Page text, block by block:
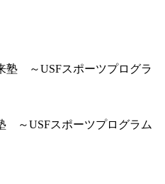
～USFスポーツプログラム